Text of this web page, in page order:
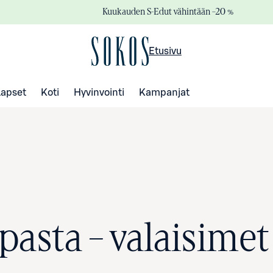
Kuukauden S-Edut vähintään –20 %
Etusivu
Koti Hyvinvointi Kampanjat
– valaisimet